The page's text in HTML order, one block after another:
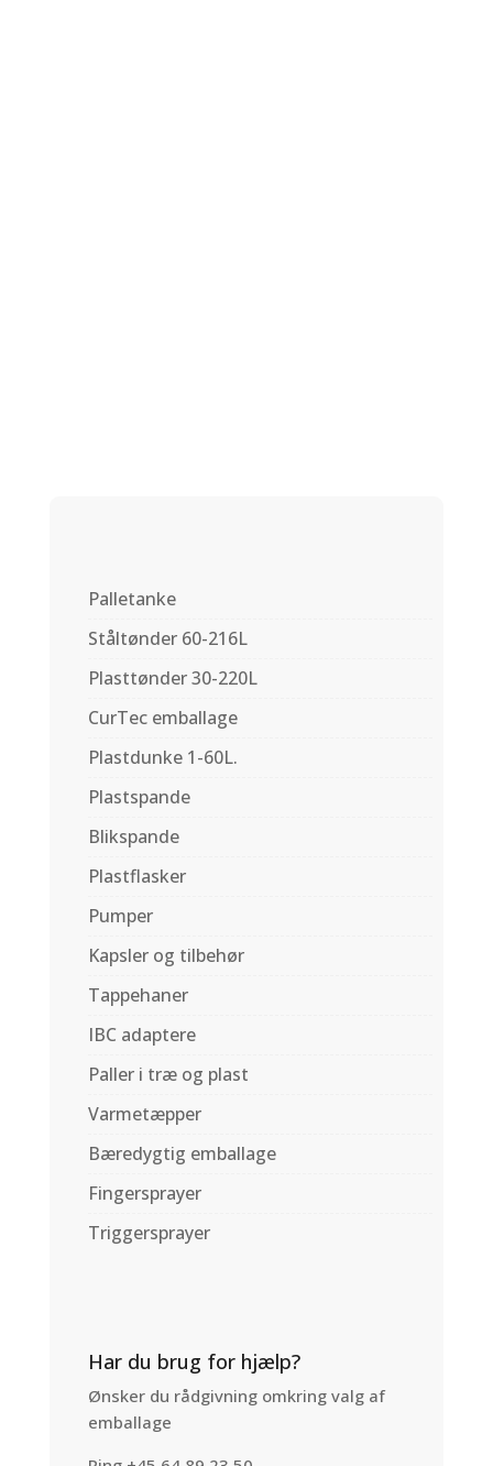
Palletanke
Ståltønder 60-216L
Plasttønder 30-220L
CurTec emballage
Plastdunke 1-60L.
Plastspande
Blikspande
Plastflasker
Pumper
Kapsler og tilbehør
Tappehaner
IBC adaptere
Paller i træ og plast
Varmetæpper
Bæredygtig emballage
Fingersprayer
Triggersprayer
Har du brug for hjælp?
Ønsker du rådgivning omkring valg af
emballage